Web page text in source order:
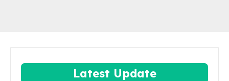
Latest Update